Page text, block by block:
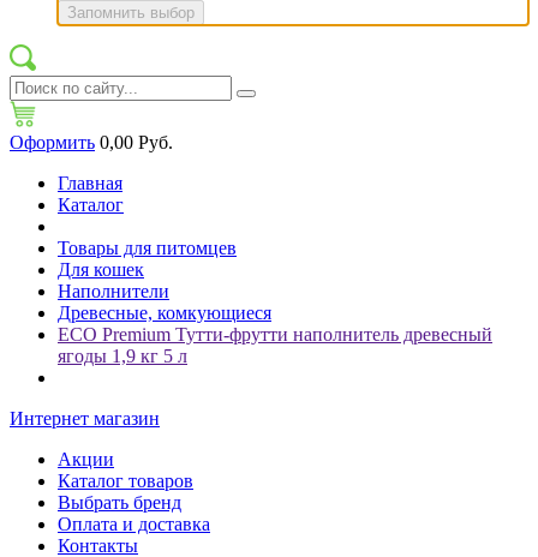
Запомнить выбор
Оформить 0,00 Руб.
Главная
Каталог
Товары для питомцев
Для кошек
Наполнители
Древесные, комкующиеся
ECO Premium Тутти-фрутти наполнитель древесный
ягоды 1,9 кг 5 л
Интернет магазин
Акции
Каталог товаров
Выбрать бренд
Оплата и доставка
Контакты